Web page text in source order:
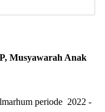
Musyawarah Anak
periode 2022 -